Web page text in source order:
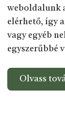
weboldalunk
elérhető, így
vagy egyéb
egyszerűbbé
Olvass